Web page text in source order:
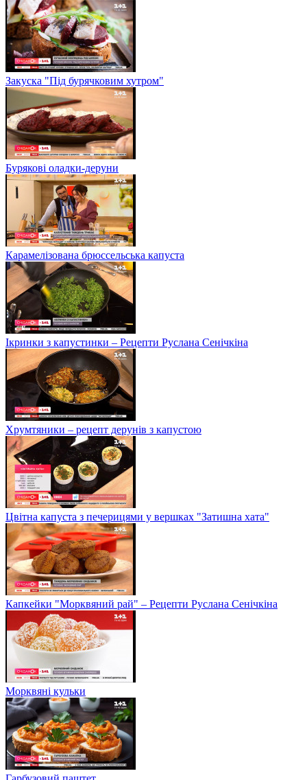
Закуска "Під бурячковим хутром"
Бурякові оладки-деруни
Карамелізована брюссельська капуста
Ікринки з капустинки – Рецепти Руслана Сенічкіна
Хрумтяники – рецепт дерунів з капустою
Цвітна капуста з печерицями у вершках "Затишна хата"
Капкейки "Морквяний рай" – Рецепти Руслана Сенічкіна
Морквяні кульки